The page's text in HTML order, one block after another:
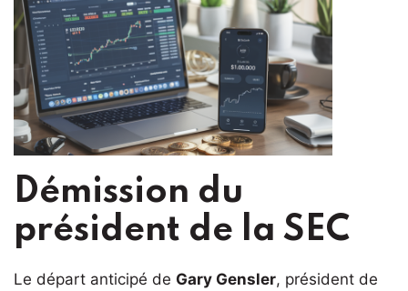
Démission du
président de la SEC
Le départ anticipé de Gary Gensler, président de